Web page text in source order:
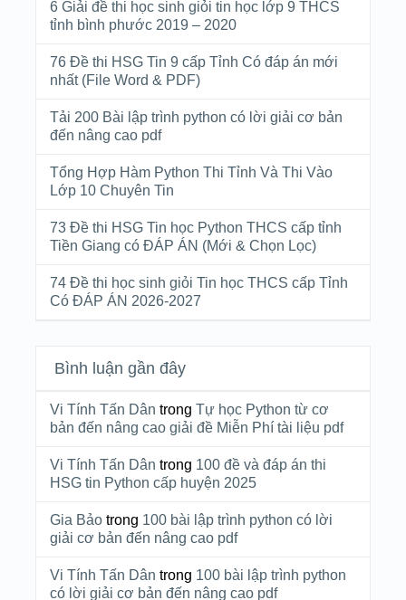
6 Giải đề thi học sinh giỏi tin học lớp 9 THCS
tỉnh bình phước 2019 – 2020
76 Đề thi HSG Tin 9 cấp Tỉnh Có đáp án mới
nhất (File Word & PDF)
Tải 200 Bài lập trình python có lời giải cơ bản
đến nâng cao pdf
Tổng Hợp Hàm Python Thi Tỉnh Và Thi Vào
Lớp 10 Chuyên Tin
73 Đề thi HSG Tin học Python THCS cấp tỉnh
Tiền Giang có ĐÁP ÁN (Mới & Chọn Lọc)
74 Đề thi học sinh giỏi Tin học THCS cấp Tỉnh
Có ĐÁP ÁN 2026-2027
Bình luận gần đây
Vi Tính Tấn Dân trong Tự học Python từ cơ
bản đến nâng cao giải đề Miễn Phí tài liệu pdf
Vi Tính Tấn Dân trong 100 đề và đáp án thi
HSG tin Python cấp huyện 2025
Gia Bảotrong 100 bài lập trình python có lời
giải cơ bản đến nâng cao pdf
Vi Tính Tấn Dân trong 100 bài lập trình python
có lời giải cơ bản đến nâng cao pdf